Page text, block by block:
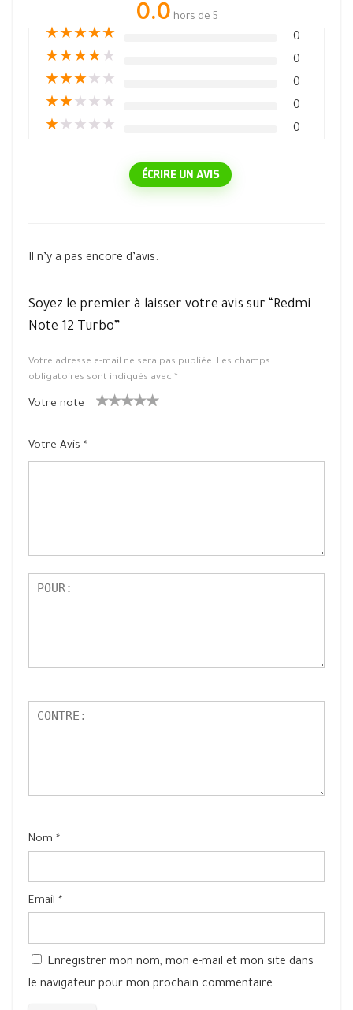
0.0 hors de 5
★★★★★ 0
★★★★★ 0
★★★★ ★ 0
★★★ ★ ★ 0
★★ ★ ★ ★ 0
ÉCRIRE UN AVIS
Il n’y a pas encore d’avis.
Soyez le premier à laisser votre avis sur “Redmi
Note 12 Turbo”
Votre adresse e-mail ne sera pas publiée. Les champs
obligatoires sont indiqués avec *
Votre note
oil
sur
Votre Avis *
Nom *
Email *
Enregistrer mon nom, mon e-mail et mon site dans
le navigateur pour mon prochain commentaire.